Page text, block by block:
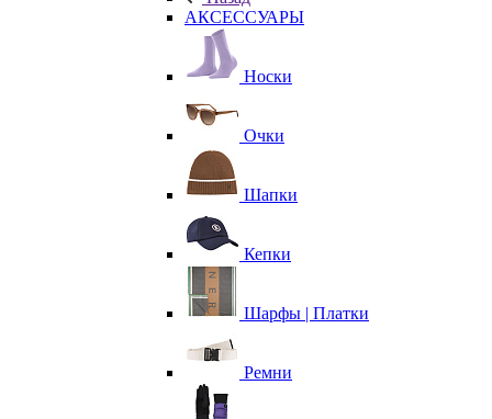
АКСЕССУАРЫ
Носки
Очки
Шапки
Кепки
Шарфы | Платки
Ремни